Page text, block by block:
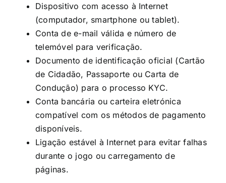
Dispositivo com acesso à Internet
(computador, smartphone ou tablet).
Conta de e-mail válida e número de
telemóvel para verificação.
Documento de identificação oficial (Cartão
de Cidadão, Passaporte ou Carta de
Condução) para o processo KYC.
Conta bancária ou carteira eletrónica
compatível com os métodos de pagamento
disponíveis.
Ligação estável à Internet para evitar falhas
durante o jogo ou carregamento de
páginas.